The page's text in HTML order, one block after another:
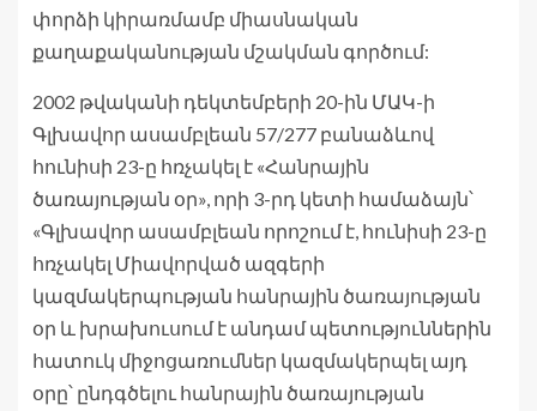
փորձի կիրառմամբ միասնական
քաղաքականության մշակման գործում:
2002 թվականի դեկտեմբերի 20-ին ՄԱԿ-ի
Գլխավոր ասամբլեան 57/277 բանաձևով
հունիսի 23-ը հռչակել է «Հանրային
ծառայության օր», որի 3-րդ կետի համաձայն՝
«Գլխավոր ասամբլեան որոշում է, հունիսի 23-ը
հռչակել Միավորված ազգերի
կազմակերպության հանրային ծառայության
օր և խրախուսում է անդամ պետություններին
հատուկ միջոցառումներ կազմակերպել այդ
օրը՝ ընդգծելու հանրային ծառայության